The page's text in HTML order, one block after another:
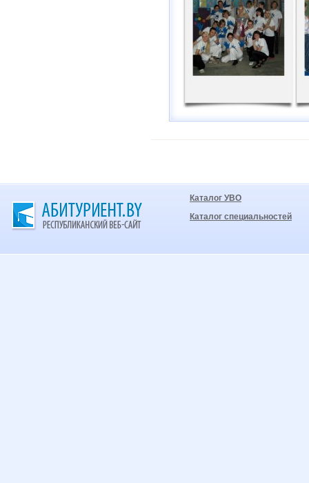
Каталог УВО
Каталог специальностей